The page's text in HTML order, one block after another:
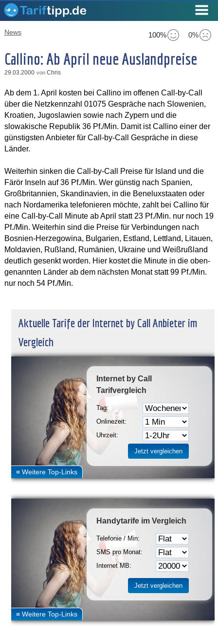
100% 0%
News
Callino: Ab April neue Auslandpreise
29.03.2000 von Chris
Ab dem 1. April kosten bei Callino im offenen Call-by-Call
über die Netzkennzahl 01075 Gespräche nach Slowenien,
Kroatien, Jugoslawien sowie nach Zypern und die
slowakische Republik 36 Pf./Min. Damit ist Callino einer der
günstigsten Anbieter für Call-by-Call Gespräche in diese
Länder.
Weiterhin sinken die Call-by-Call Preise für Island und die
Färör Inseln auf 36 Pf./Min. Wer günstig nach Spanien,
Großbritannien, Skandinavien, in die Beneluxstaaten oder
nach Nordamerika telefonieren möchte, zahlt bei Callino für
eine Call-by-Call Minute ab April statt 23 Pf./Min. nur noch 19
Pf./Min. Weiterhin sind die Preise für Verbindungen nach
Bosnien-Herzegowina, Bulgarien, Estland, Lettland, Litauen,
Moldavien, Rußland, Rumänien, Ukraine und Weißrußland
deutlich gesenkt worden. Hier kostet die Minute in die oben-
genannten Länder ab dem nächsten Monat statt 99 Pf./Min.
nur noch 54 Pf./Min.
Aktuelle Tarife der Internet by Call Anbieter im
Vergleich
Internet by Call
Tarifvergleich
Tag:
Onlinezeit:
Uhrzeit:
Handytarife im Vergleich
Telefonie / Min:
SMS pro Monat:
Internet MB: